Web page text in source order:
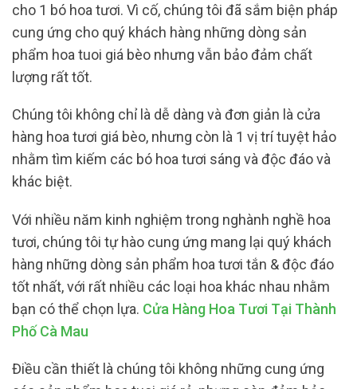
cho 1 bó hoa tươi. Vì cố, chúng tôi đã sắm biện pháp
cung ứng cho quý khách hàng những dòng sản
phẩm hoa tuoi giá bèo nhưng vẫn bảo đảm chất
lượng rất tốt.
Chúng tôi không chỉ là dễ dàng và đơn giản là cửa
hàng hoa tươi giá bèo, nhưng còn là 1 vị trí tuyệt hảo
nhằm tìm kiếm các bó hoa tươi sáng và độc đáo và
khác biệt.
Với nhiều năm kinh nghiệm trong nghành nghề hoa
tươi, chúng tôi tự hào cung ứng mang lại quý khách
hàng những dòng sản phẩm hoa tươi tắn & độc đáo
tốt nhất, với rất nhiều các loại hoa khác nhau nhằm
bạn có thể chọn lựa. Cửa Hàng Hoa Tươi Tại Thành
Phố Cà Mau
Điều cần thiết là chúng tôi không những cung ứng